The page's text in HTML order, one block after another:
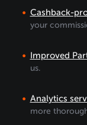
Cashback-
your
Improved
us.
Analytics
more